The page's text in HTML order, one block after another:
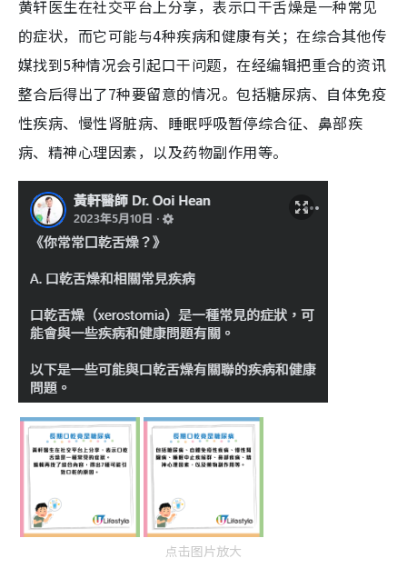
黄轩医生在社交平台上分享，表示口干舌燥是一种常见
的症状，而它可能与4种疾病和健康有关；在综合其他传
媒找到5种情况会引起口干问题，在经编辑把重合的资讯
整合后得出了7种要留意的情况。包括糖尿病、自体免疫
性疾病、慢性肾脏病、睡眠呼吸暂停综合征、鼻部疾
病、精神心理因素，以及药物副作用等。
点击图片放大